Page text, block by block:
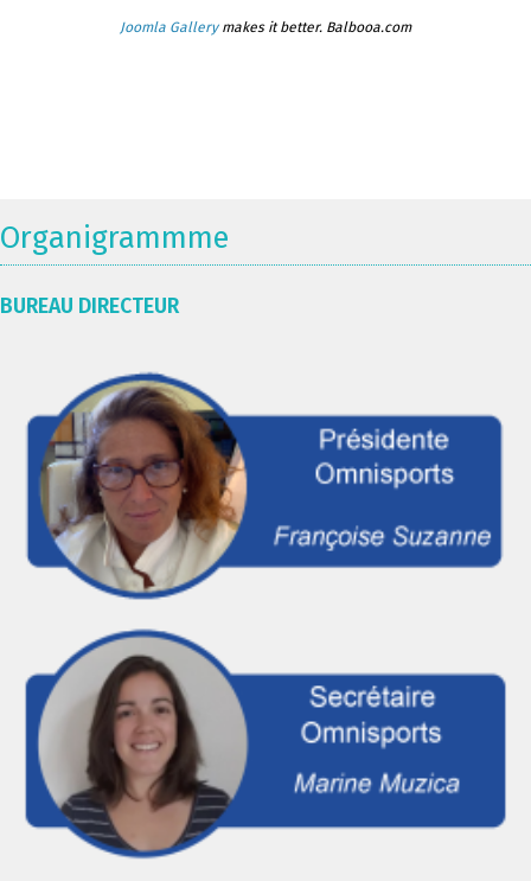
Joomla Gallerymakes it better. Balbooa.com
Organigrammme
BUREAU DIRECTEUR